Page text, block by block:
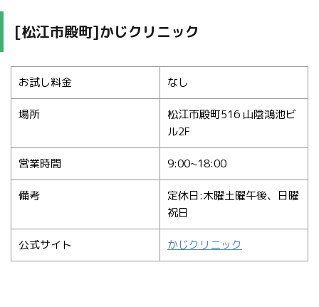
[松江市殿町]かじクリニック
お試し料金 なし
場所
松江市殿町516 山陰鴻池ビ
ル2F
営業時間 9:00~18:00
備考
定休日:木曜土曜午後、日曜
祝日
公式サイト かじクリニック